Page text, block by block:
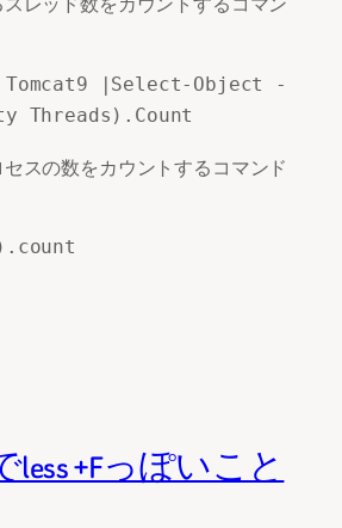
Tomcat9 |Select-Object -
Threads).Count
スの数をカウントするコマンド
less +Fっぽいこと